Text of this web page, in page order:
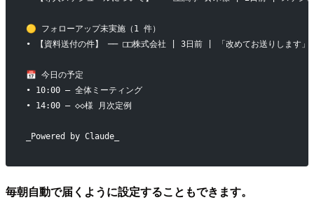
🟡 フォローアップ未実施（1 件）
• 【資料送付の件】 ── □□株式会社 | 3日前 | 「改めてお送りします」
📅 今日の予定
• 10:00 — 全体ミーティング
• 14:00 — ◇◇様 月次定例
_Powered by Claude_
毎朝自動で届くように設定することもできます。